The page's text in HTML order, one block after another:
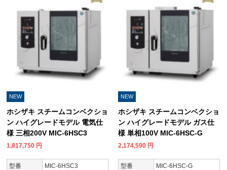
NEW
ホシザキ スチームコンベクショ
ン ハイグレードモデル 電気仕
様 三相200V MIC-6HSC3
1,817,750 円
型番
MIC-6HSC3
NEW
ホシザキ スチームコンベクショ
ン ハイグレードモデル ガス仕
様 単相100V MIC-6HSC-G
2,174,590 円
型番
MIC-6HSC-G